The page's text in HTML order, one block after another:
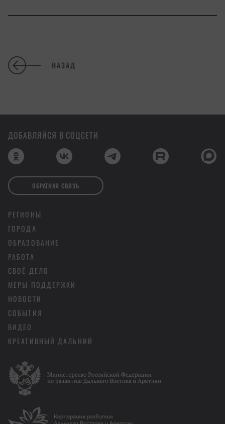
НАЗАД
РЕГИОНЫ
ГОРОДА
ОБРАЗОВАНИЕ
РАБОТА
СВОЁ ДЕЛО
МЕРЫ ПОДДЕРЖКИ
НОВОСТИ
СОБЫТИЯ
ВИДЕО
КРЕАТИВНЫЙ ДАЛЬНИЙ
ДОБАВЛЯЙСЯ В СОЦСЕТИ
ОБРАТНАЯ СВЯЗЬ